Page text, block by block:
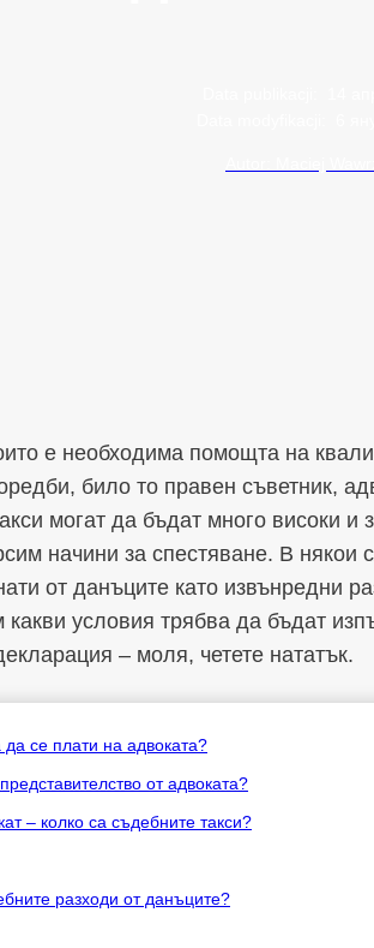
е необходима помощта на
било то правен съветник,
могат да бъдат много високи и
начини за спестяване. В някои
от данъците като извънредни
условия трябва да бъдат
– моля, четете нататък.
се плати на адвоката?
от адвоката?
– колко са съдебните такси?
разходи от данъците?